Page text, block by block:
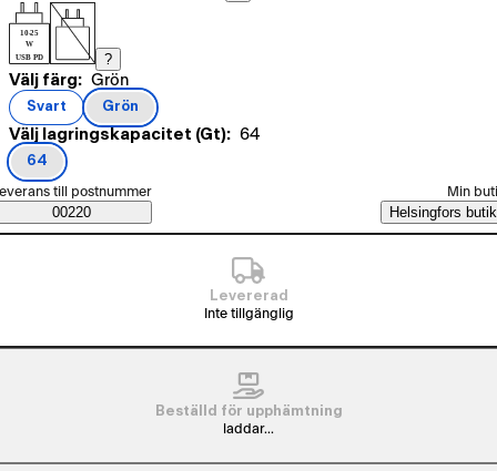
10-25
W
USB PD
?
Produktvarianter
Välj färg: Nuvarande val Grön
Grön
Svart
(färg)
Grön
(färg
Välj lagringskapacitet (Gt): Nuvarande val 64
64
64
(lagringskapacitet (Gt)
Saatavuustiedot
beställningssätt
till postnummer
00220
Min
Helsingfors butik
Levererad
Inte tillgänglig
Beställd för upphämtning
laddar...